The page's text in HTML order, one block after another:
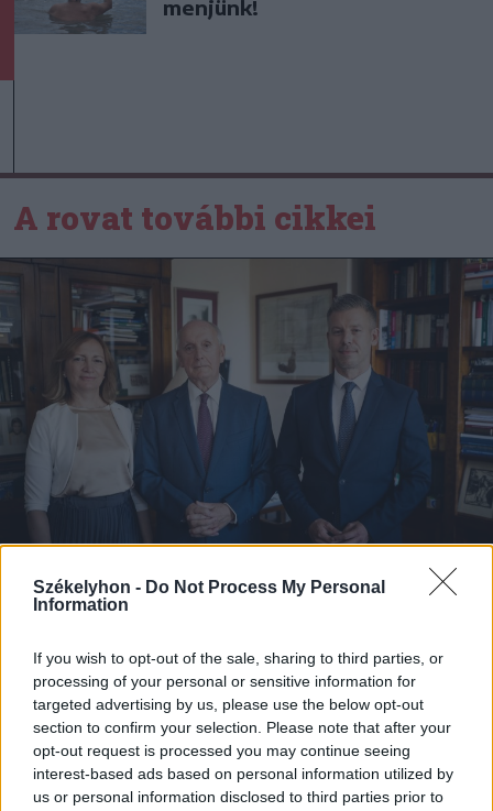
Székelyhon - Do Not Process My Personal
Information
If you wish to opt-out of the sale, sharing to third parties, or
processing of your personal or sensitive information for
targeted advertising by us, please use the below opt-out
section to confirm your selection. Please note that after your
opt-out request is processed you may continue seeing
interest-based ads based on personal information utilized by
us or personal information disclosed to third parties prior to
menjünk!
A rovat további cikkei
Baka András elfogadta a felkérést a
köztársasági elnöki tisztségre